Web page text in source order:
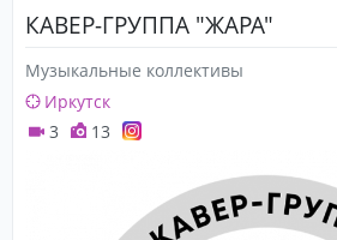
КАВЕР-ГРУППА "ЖАРА"
Музыкальные коллективы
Иркутск
3
13